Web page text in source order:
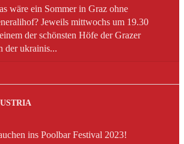
wäre ein Sommer in Graz ohne
Jeweils mittwochs um 19.30
der schönsten Höfe der Grazer
der ukrainis...
ins Poolbar Festival 2023!